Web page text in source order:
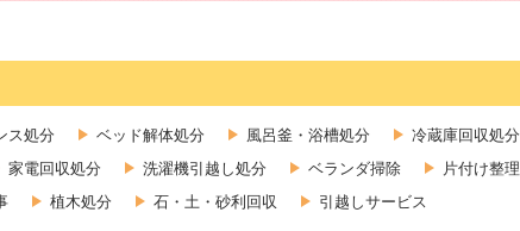
ス処分 ベッド解体処分 風呂釜・浴槽処分
冷蔵庫回収処分
家電回収処分 洗濯機引越し処分 ベランダ掃除
片付け整理
植木処分 石・土・砂利回収
引越しサービス